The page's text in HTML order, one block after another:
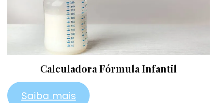
Calculadora Fórmula Infantil
Saiba mais